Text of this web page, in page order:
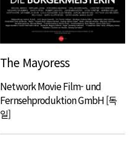
The Mayoress
Network Movie Film- und
Fernsehproduktion GmbH [독
일]